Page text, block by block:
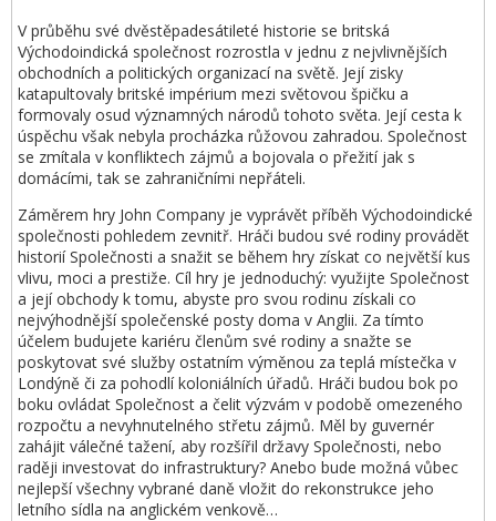
V průběhu své dvěstěpadesátileté historie se britská
Východoindická společnost rozrostla v jednu z nejvlivnějších
obchodních a politických organizací na světě. Její zisky
katapultovaly britské impérium mezi světovou špičku a
formovaly osud významných národů tohoto světa. Její cesta k
úspěchu však nebyla procházka růžovou zahradou. Společnost
se zmítala v konfliktech zájmů a bojovala o přežití jak s
domácími, tak se zahraničními nepřáteli.
Záměrem hry John Company je vyprávět příběh Východoindické
společnosti pohledem zevnitř. Hráči budou své rodiny provádět
historií Společnosti a snažit se během hry získat co největší kus
vlivu, moci a prestiže. Cíl hry je jednoduchý: využijte Společnost
a její obchody k tomu, abyste pro svou rodinu získali co
nejvýhodnější společenské posty doma v Anglii. Za tímto
účelem budujete kariéru členům své rodiny a snažte se
poskytovat své služby ostatním výměnou za teplá místečka v
Londýně či za pohodlí koloniálních úřadů. Hráči budou bok po
boku ovládat Společnost a čelit výzvám v podobě omezeného
rozpočtu a nevyhnutelného střetu zájmů. Měl by guvernér
zahájit válečné tažení, aby rozšířil državy Společnosti, nebo
raději investovat do infrastruktury? Anebo bude možná vůbec
nejlepší všechny vybrané daně vložit do rekonstrukce jeho
letního sídla na anglickém venkově…